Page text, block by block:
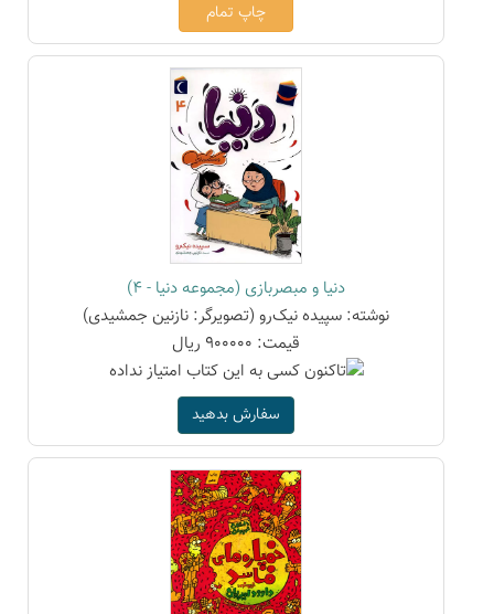
چاپ تمام
دنیا و مبصربازی (مجموعه دنیا - 4)
نوشته: سپیده نیک‌رو (تصویرگر: نازنین جمشیدی)
قیمت: 900000 ریال
سفارش بدهید